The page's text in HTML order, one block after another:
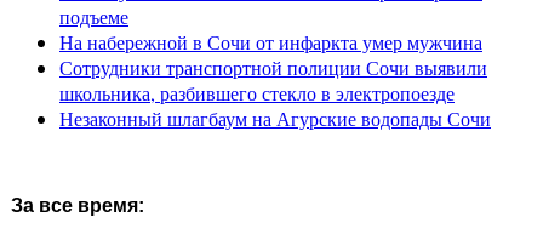
подъеме
На набережной в Сочи от инфаркта умер мужчина
Сотрудники транспортной полиции Сочи выявили
школьника, разбившего стекло в электропоезде
Незаконный шлагбаум на Агурские водопады Сочи
За все время: